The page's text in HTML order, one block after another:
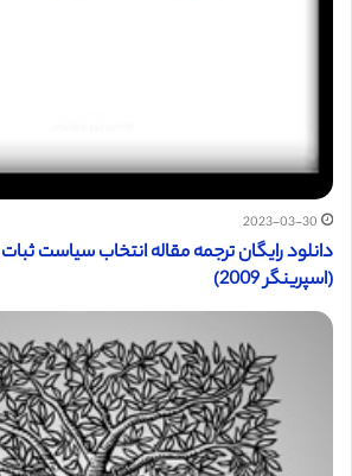
2023-03-30
دانلود رایگان ترجمه مقاله انتخاب سیاست ثبات
(اسپرینگر 2009)